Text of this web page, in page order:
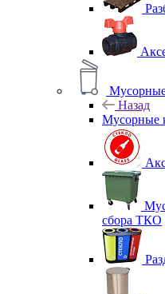
Назад
Мусорные
сбора ТКО